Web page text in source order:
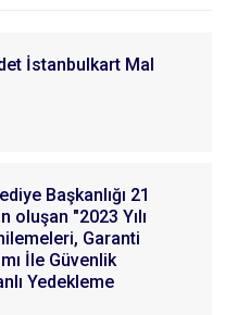
İstanbulkart Mal
Başkanlığı 21
oluşan "2023 Yılı
Garanti
İle Güvenlik
Yedekleme